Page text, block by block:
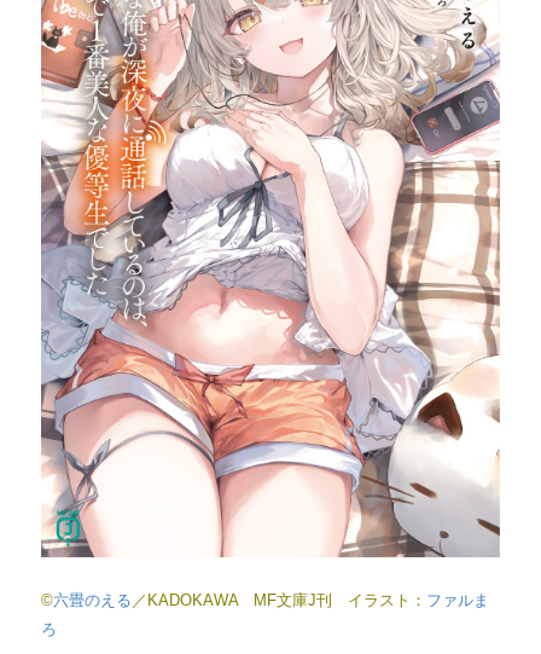
©六畳のえる ／KADOKAWA MF文庫J刊 イラスト： ファルま
ろ